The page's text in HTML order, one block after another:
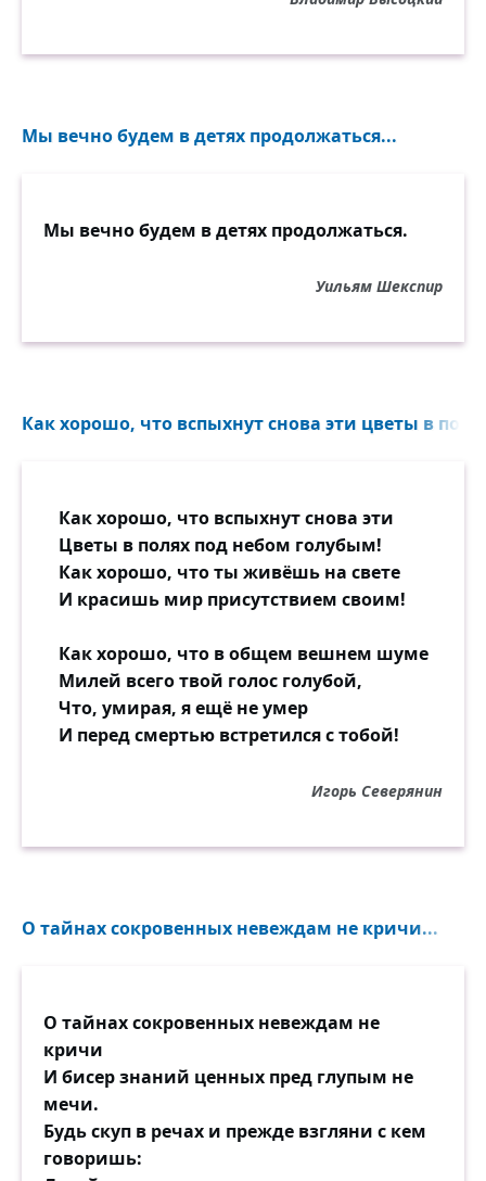
Мы вечно будем в детях продолжаться...
Мы вечно будем в детях продолжаться.
Уильям Шекспир
Как хорошо, что вспыхнут снова эти цветы в
Как хорошо, что вспыхнут снова эти
Цветы в полях под небом голубым!
Как хорошо, что ты живёшь на свете
И красишь мир присутствием своим!
Как хорошо, что в общем вешнем шуме
Милей всего твой голос голубой,
Что, умирая, я ещё не умер
И перед смертью встретился с тобой!
Игорь Северянин
О тайнах сокровенных невеждам не кричи...
О тайнах сокровенных невеждам не
кричи
И бисер знаний ценных пред глупым не
мечи.
Будь скуп в речах и прежде взгляни с кем
говоришь: